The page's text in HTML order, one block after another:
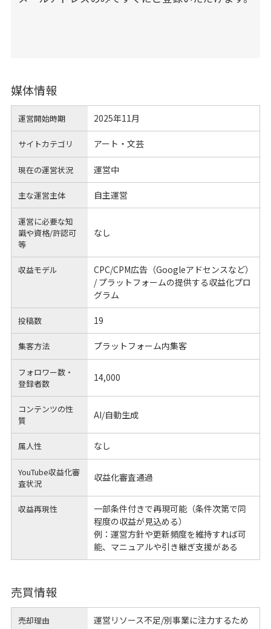
媒体情報
運営開始時期 2025年11月
サイトカテゴリ アート・文芸
現在の運営状況 運営中
主な運営主体 自主運営
運営に必要な知
識や資格/許認可
等
なし
収益モデル
CPC/CPM広告（Googleアドセンスなど）
/ プラットフォームの提供する収益化プロ
グラム
投稿数 19
集客方法 プラットフォーム内集客
フォロワー数・
登録者数
14,000
コンテンツの性
質
AI/自動生成
属人性 なし
YouTube収益化審
査状況
収益化審査通過
収益再現性
一部条件付きで再現可能（条件次第で同
程度の収益が見込める）
例：運営方針や更新頻度を維持すれば可
能、マニュアルや引き継ぎ支援がある
売買情報
売却理由 運営リソース不足/別事業に注力するため